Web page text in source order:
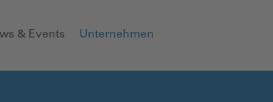
& Events Unternehmen